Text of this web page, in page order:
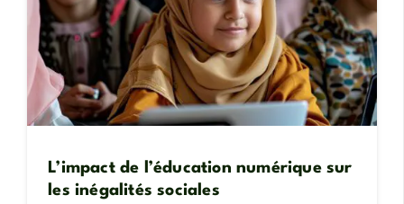
L’impact de l’éducation numérique sur
les inégalités sociales